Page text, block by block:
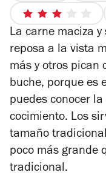
3
de
5
estrellas
La carne maciza
reposa a la vista
más y otros pican
buche, porque es
puedes conocer
cocimiento. Los
tamaño
poco más grande
tradicional.